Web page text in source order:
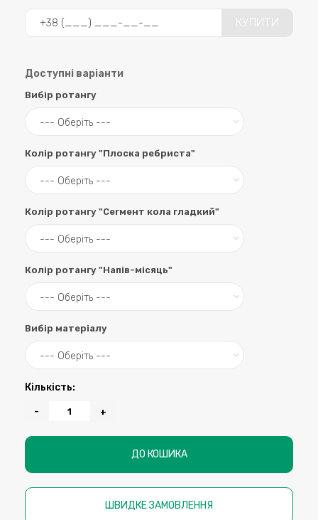
КУПИТИ
Доступні варіанти
Вибір ротангу
Колір ротангу "Плоска ребриста"
Колір ротангу "Сегмент кола гладкий"
Колір ротангу "Напів-місяць"
Вибір матеріалу
Кількість:
- +
ДО КОШИКА
ШВИДКЕ ЗАМОВЛЕННЯ